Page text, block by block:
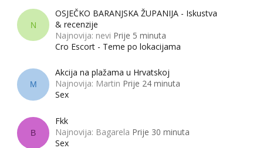
Anđela
Čekam tvoj poziv!
Tel:064/677-677- Kod: #142
Mira
Čekam tvoj poziv!
tel:0,93€ - mob:1,12€ min
N
OSJEČKO BARANJSKA ŽUPANIJA - Iskustva
& recenzije
Najnovija: nevi Prije 5 minuta
Cro Escort - Teme po lokacijama
M
Akcija na plažama u Hrvatskoj
Najnovija: Martin Prije 24 minuta
Sex
B
Fkk
Najnovija: Bagarela Prije 30 minuta
Sex